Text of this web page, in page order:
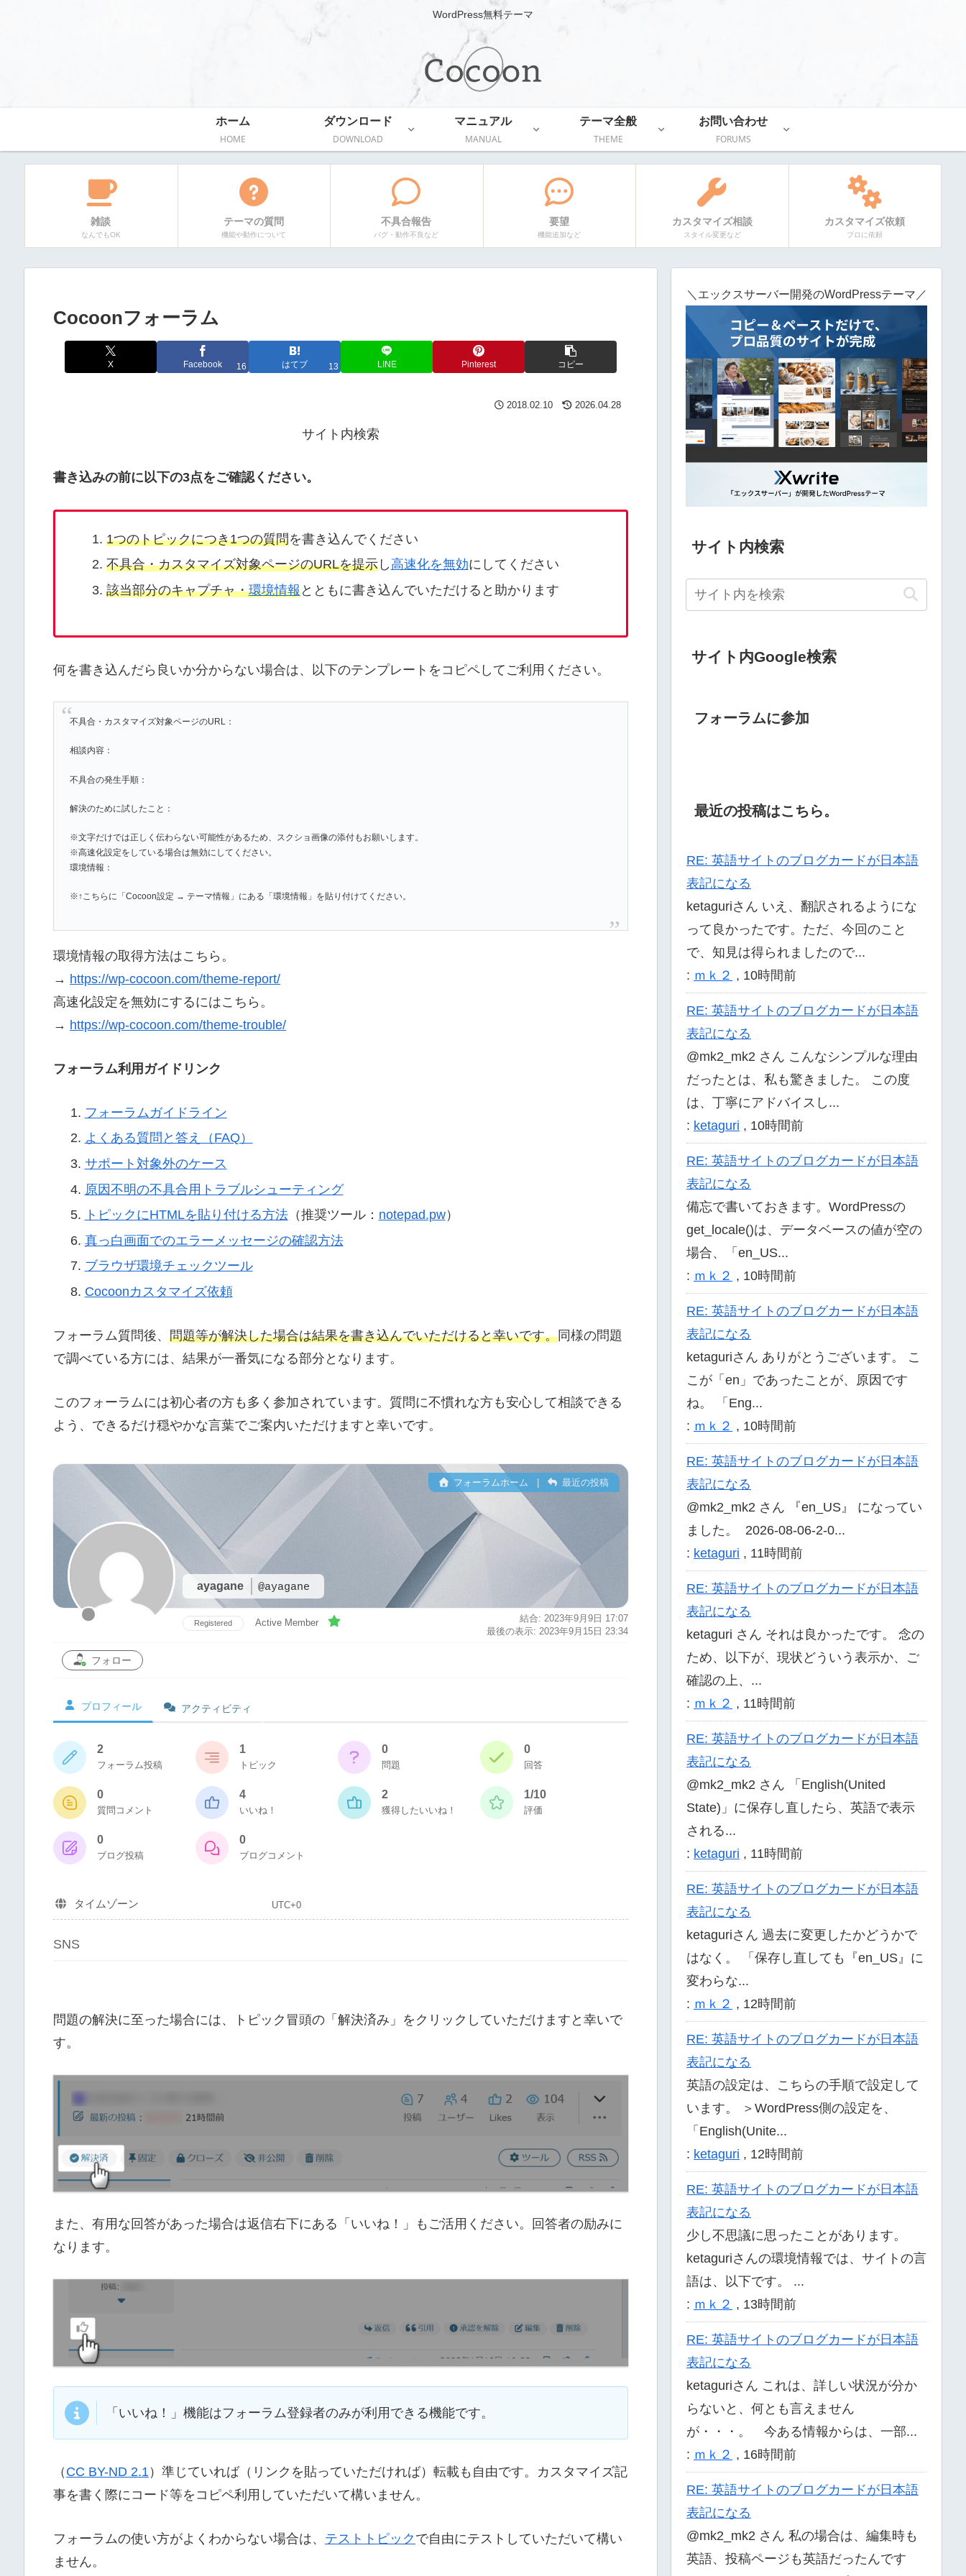
WordPress無料テーマ
ホーム
HOME
ダウンロード
DOWNLOAD
マニュアル
MANUAL
テーマ全般
THEME
お問い合わせ
FORUMS
雑談
なんでもOK
テーマの質問
機能や動作について
不具合報告
バグ・動作不良など
要望
機能追加など
カスタマイズ相談
スタイル変更など
カスタマイズ依頼
プロに依頼
Cocoonフォーラム
X Facebook 16 はてブ 13 LINE Pinterest コピー
2018.02.10 2026.04.28
サイト内検索
書き込みの前に以下の3点をご確認ください。
1つのトピックにつき1つの質問を書き込んでください
不具合・カスタマイズ対象ページのURLを提示し 高速化を無効にしてください
該当部分のキャプチャ・環境情報とともに書き込んでいただけると助かります
何を書き込んだら良いか分からない場合は、以下のテンプレートをコピペしてご利用ください。
不具合・カスタマイズ対象ページのURL：
相談内容：
不具合の発生手順：
解決のために試したこと：
※文字だけでは正しく伝わらない可能性があるため、スクショ画像の添付もお願いします。
※高速化設定をしている場合は無効にしてください。
環境情報：
※↑こちらに「Cocoon設定 → テーマ情報」にある「環境情報」を貼り付けてください。
環境情報の取得方法はこちら。
→ https://wp-cocoon.com/theme-report/
高速化設定を無効にするにはこちら。
→ https://wp-cocoon.com/theme-trouble/
フォーラム利用ガイドリンク
フォーラムガイドライン
よくある質問と答え（FAQ）
サポート対象外のケース
原因不明の不具合用トラブルシューティング
トピックにHTMLを貼り付ける方法（推奨ツール： notepad.pw）
真っ白画面でのエラーメッセージの確認方法
ブラウザ環境チェックツール
Cocoonカスタマイズ依頼
フォーラム質問後、 問題等が解決した場合は結果を書き込んでいただけると幸いです。同様の問題
で調べている方には、結果が一番気になる部分となります。
このフォーラムには初心者の方も多く参加されています。質問に不慣れな方も安心して相談できる
よう、できるだけ穏やかな言葉でご案内いただけますと幸いです。
ayagane @ayagane
フォーラムホーム 最近の投稿
Registered Active Member
結合: 2023年9月9日 17:07
最後の表示: 2023年9月15日 23:34
フォロー
プロフィール アクティビティ
2
フォーラム投稿
1
トピック
0
問題
0
回答
0
質問コメント
4
いいね！
2
獲得したいいね！
1/10
評価
0
ブログ投稿
0
ブログコメント
タイムゾーン UTC+0
SNS
問題の解決に至った場合には、トピック冒頭の「解決済み」をクリックしていただけますと幸いで
す。
また、有用な回答があった場合は返信右下にある「いいね！」もご活用ください。回答者の励みに
なります。
「いいね！」機能はフォーラム登録者のみが利用できる機能です。
（ CC BY-ND 2.1）準じていれば（リンクを貼っていただければ）転載も自由です。カスタマイズ記
事を書く際にコード等をコピペ利用していただいて構いません。
フォーラムの使い方がよくわからない場合は、 テストトピック で自由にテストしていただいて構い
ません。
＼エックスサーバー開発のWordPressテーマ／
サイト内検索
サイト内Google検索
フォーラムに参加
最近の投稿はこちら。
RE: 英語サイトのブログカードが日本語
表記になる
ketaguriさん いえ、翻訳されるようにな
って良かったです。ただ、今回のこと
で、知見は得られましたので...
: ｍｋ２ , 10時間前
RE: 英語サイトのブログカードが日本語
表記になる
@mk2_mk2 さん こんなシンプルな理由
だったとは、私も驚きました。 この度
は、丁寧にアドバイスし...
: ketaguri , 10時間前
RE: 英語サイトのブログカードが日本語
表記になる
備忘で書いておきます。WordPressの
get_locale()は、データベースの値が空の
場合、「en_US...
: ｍｋ２ , 10時間前
RE: 英語サイトのブログカードが日本語
表記になる
ketaguriさん ありがとうございます。 こ
こが「en」であったことが、原因です
ね。 「Eng...
: ｍｋ２ , 10時間前
RE: 英語サイトのブログカードが日本語
表記になる
@mk2_mk2 さん 『en_US』 になってい
ました。 2026-08-06-2-0...
: ketaguri , 11時間前
RE: 英語サイトのブログカードが日本語
表記になる
ketaguri さん それは良かったです。 念の
ため、以下が、現状どういう表示か、ご
確認の上、...
: ｍｋ２ , 11時間前
RE: 英語サイトのブログカードが日本語
表記になる
@mk2_mk2 さん 「English(United
State)」に保存し直したら、英語で表示
される...
: ketaguri , 11時間前
RE: 英語サイトのブログカードが日本語
表記になる
ketaguriさん 過去に変更したかどうかで
はなく。 「保存し直しても『en_US』に
変わらな...
: ｍｋ２ , 12時間前
RE: 英語サイトのブログカードが日本語
表記になる
英語の設定は、こちらの手順で設定して
います。 ＞WordPress側の設定を、
「English(Unite...
: ketaguri , 12時間前
RE: 英語サイトのブログカードが日本語
表記になる
少し不思議に思ったことがあります。
ketaguriさんの環境情報では、サイトの言
語は、以下です。 ...
: ｍｋ２ , 13時間前
RE: 英語サイトのブログカードが日本語
表記になる
ketaguriさん これは、詳しい状況が分か
らないと、何とも言えません
が・・・。 今ある情報からは、一部...
: ｍｋ２ , 16時間前
RE: 英語サイトのブログカードが日本語
表記になる
@mk2_mk2 さん 私の場合は、編集時も
英語、投稿ページも英語だったんです